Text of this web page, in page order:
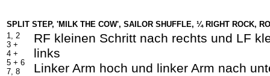
SPLIT STEP, 'MILK THE COW', SAILOR SHUFFLE, ¼ RIGHT ROCK,
1, 2
3 +
4 +
5 + 6
7, 8
RF kleinen Schritt nach rechts und LF
links
Linker Arm hoch und linker Arm nach